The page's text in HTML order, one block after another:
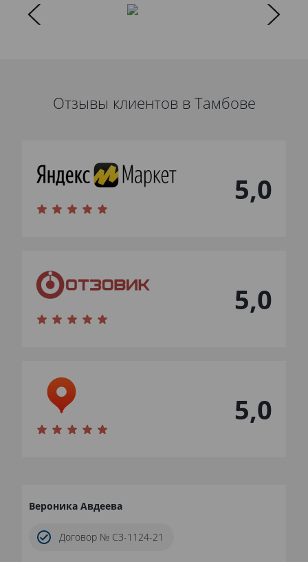
Отзывы клиентов в Тамбове
5,0
5,0
5,0
Вероника Авдеева
Договор № СЗ-1124-21